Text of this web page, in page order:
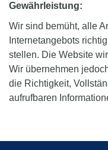
Gewährleistung:
Wir sind bemüht, alle
Internetangebots
stellen. Die Website
Wir übernehmen
die Richtigkeit,
aufrufbaren